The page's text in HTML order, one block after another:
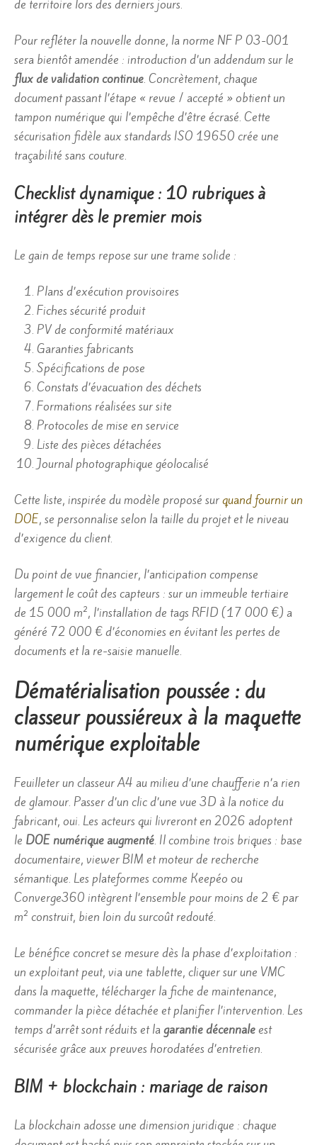
de territoire lors des derniers jours.
Pour refléter la nouvelle donne, la norme NF P 03-001
sera bientôt amendée : introduction d’un addendum sur le
flux de validation continue. Concrètement, chaque
document passant l’étape « revue / accepté » obtient un
tampon numérique qui l’empêche d’être écrasé. Cette
sécurisation fidèle aux standards ISO 19650 crée une
traçabilité sans couture.
Checklist dynamique : 10 rubriques à
intégrer dès le premier mois
Le gain de temps repose sur une trame solide :
Plans d’exécution provisoires
Fiches sécurité produit
PV de conformité matériaux
Garanties fabricants
Spécifications de pose
Constats d’évacuation des déchets
Formations réalisées sur site
Protocoles de mise en service
Liste des pièces détachées
Journal photographique géolocalisé
Cette liste, inspirée du modèle proposé surquand fournir un
DOE, se personnalise selon la taille du projet et le niveau
d’exigence du client.
Du point de vue financier, l’anticipation compense
largement le coût des capteurs : sur un immeuble tertiaire
de 15 000 m², l’installation de tags RFID (17 000 €) a
généré 72 000 € d’économies en évitant les pertes de
documents et la re-saisie manuelle.
Dématérialisation poussée : du
classeur poussiéreux à la maquette
numérique exploitable
Feuilleter un classeur A4 au milieu d’une chaufferie n’a rien
de glamour. Passer d’un clic d’une vue 3D à la notice du
fabricant, oui. Les acteurs qui livreront en 2026 adoptent
le DOE numérique augmenté. Il combine trois briques : base
documentaire, viewer BIM et moteur de recherche
sémantique. Les plateformes comme Keepéo ou
Converge360 intègrent l’ensemble pour moins de 2 € par
m² construit, bien loin du surcoût redouté.
Le bénéfice concret se mesure dès la phase d’exploitation :
un exploitant peut, via une tablette, cliquer sur une VMC
dans la maquette, télécharger la fiche de maintenance,
commander la pièce détachée et planifier l’intervention. Les
temps d’arrêt sont réduits et la garantie décennaleest
sécurisée grâce aux preuves horodatées d’entretien.
BIM + blockchain : mariage de raison
La blockchain adosse une dimension juridique : chaque